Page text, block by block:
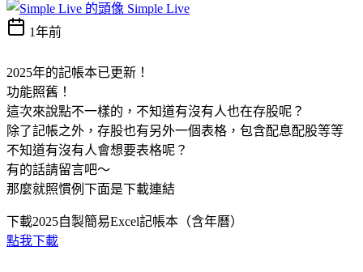
Simple Live
1年前
2025年的記帳本已更新！
功能照舊！
這次來說點不一樣的，不知道有沒有人也在存股呢？
除了記帳之外，存股也有另外一個表格，包含配息配股等等
不知道有沒有人會想要表格呢？
有的話請留言吧～
那麼就照慣例下面是下載連結
下載2025自製簡易Excel記帳本（含年曆）
點我下載